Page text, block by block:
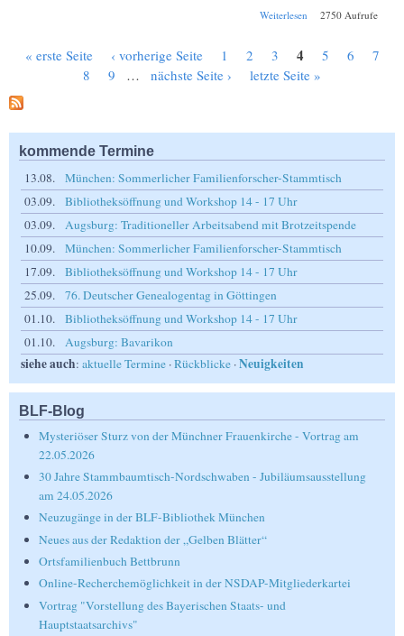
Weiterlesen über Online: 9.
Facebook & Co. -
den sozialen Medien
2750 Aufrufe
« erste Seite ‹ vorherige Seite 1 2 3 4 5 6
7
8
9 … nächste Seite › letzte Seite »
kommende Termine
13.08.
München: Sommerlicher Familienforscher-Stammtisch
03.09.
Bibliotheksöffnung und Workshop 14 - 17 Uhr
03.09.
Augsburg: Traditioneller Arbeitsabend mit Brotzeitspende
10.09.
München: Sommerlicher Familienforscher-Stammtisch
17.09.
Bibliotheksöffnung und Workshop 14 - 17 Uhr
25.09.
76. Deutscher Genealogentag in Göttingen
01.10.
Bibliotheksöffnung und Workshop 14 - 17 Uhr
01.10.
Augsburg: Bavarikon
siehe auch: aktuelle Termine ·Rückblicke ·Neuigkeiten
BLF-Blog
Mysteriöser Sturz von der Münchner Frauenkirche - Vortrag am
22.05.2026
30 Jahre Stammbaumtisch-Nordschwaben - Jubiläumsausstellung
am 24.05.2026
Neuzugänge in der BLF-Bibliothek München
Neues aus der Redaktion der „Gelben Blätter“
Ortsfamilienbuch Bettbrunn
Online-Recherchemöglichkeit in der NSDAP-Mitgliederkartei
Vortrag "Vorstellung des Bayerischen Staats- und
Hauptstaatsarchivs"